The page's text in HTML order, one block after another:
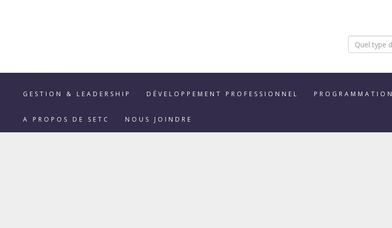
Catégories
GESTION & LEADERSHIP
DÉVELOPPEMENT PROFESSIONNEL PROGRAMMATION
A PROPOS DE SETC NOUS JOINDRE